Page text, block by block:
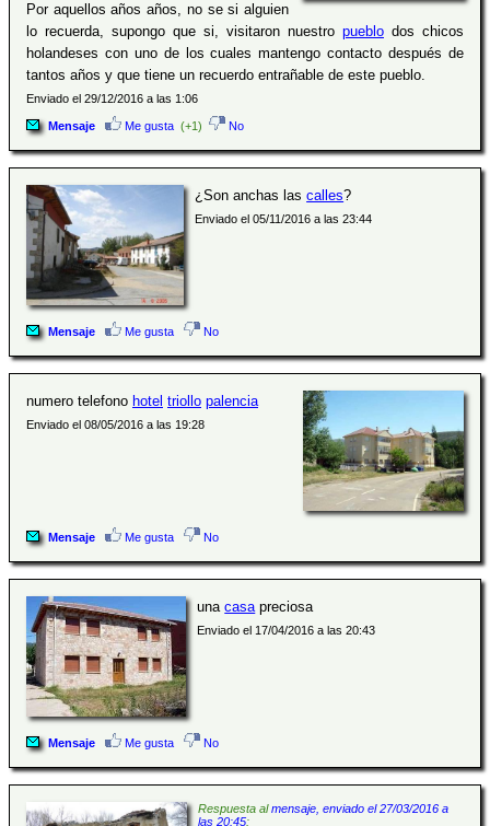
Por aquellos años años, no se si alguien
lo recuerda, supongo que si, visitaron nuestro pueblo dos chicos
holandeses con uno de los cuales mantengo contacto después de
tantos años y que tiene un recuerdo entrañable de este pueblo.
Enviado el 29/12/2016 a las 1:06
Mensaje Me gusta (+1) No
¿Son anchas lascalles?
Enviado el 05/11/2016 a las 23:44
Mensaje Me gusta No
numero telefono hotel triollo palencia
Enviado el 08/05/2016 a las 19:28
Mensaje Me gusta No
unacasapreciosa
Enviado el 17/04/2016 a las 20:43
Mensaje Me gusta No
Respuesta almensaje, enviado el 27/03/2016 a
las 20:45: